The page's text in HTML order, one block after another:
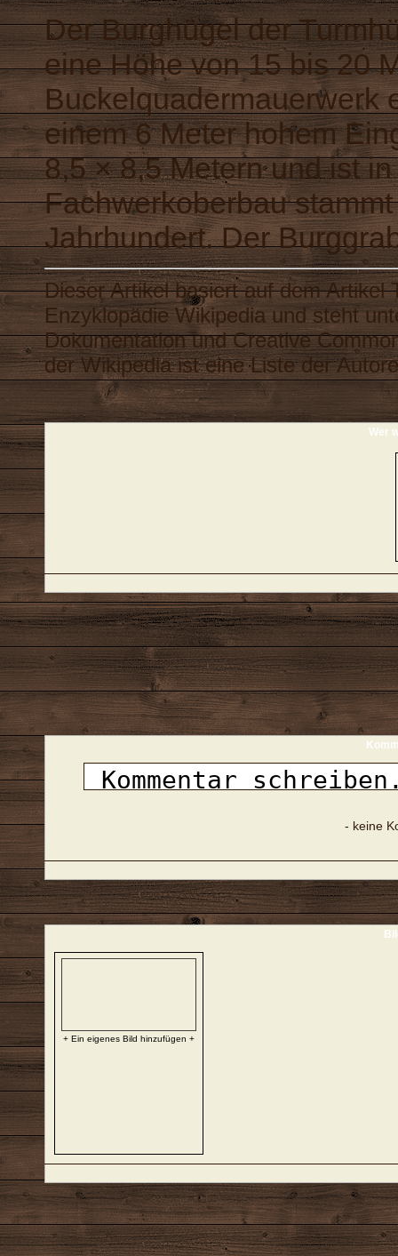
Der Burghügel der
eine Höhe von 15 bis 20
Buckelquadermauerwerk
einem 6 Meter hohem
8,5 × 8,5 Metern und ist
Fachwerkoberbau
Jahrhundert. Der
Dieser Artikel basiert auf dem Artikel
EnzyklopädieWikipedia und steht
DokumentationundCreative
der Wikipedia ist eineListe der
Wer
- keine
+ Ein eigenes Bild hinzufügen +